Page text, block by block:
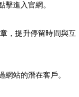
擊進入官網。
，提升停留時間與互
站的潛在客戶。